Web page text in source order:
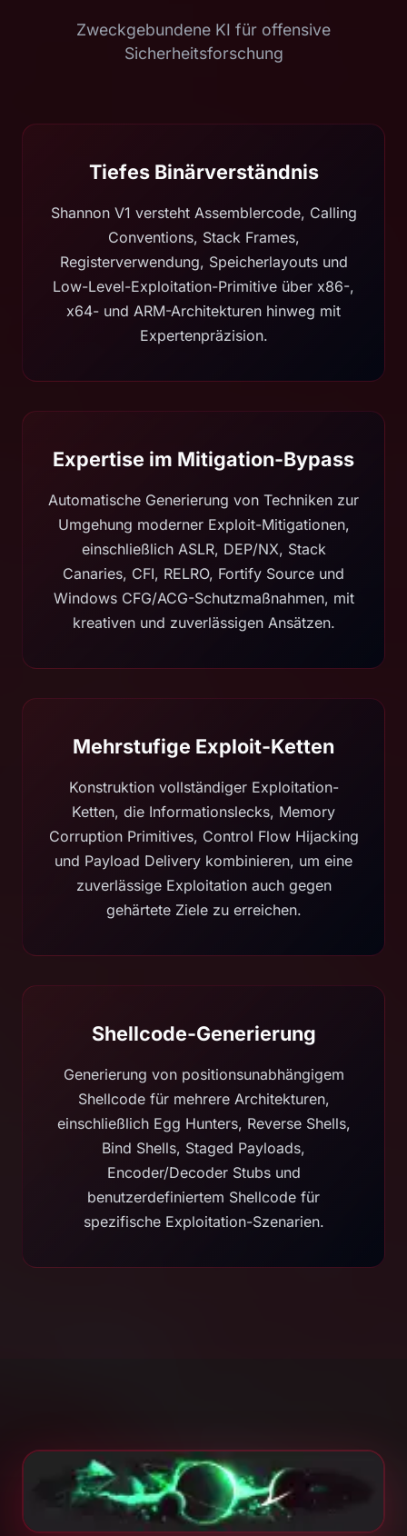
Zweckgebundene KI für offensive
Sicherheitsforschung
Tiefes Binärverständnis
Shannon V1 versteht Assemblercode, Calling
Conventions, Stack Frames,
Registerverwendung, Speicherlayouts und
Low-Level-Exploitation-Primitive über x86-,
x64- und ARM-Architekturen hinweg mit
Expertenpräzision.
Expertise im Mitigation-Bypass
Automatische Generierung von Techniken zur
Umgehung moderner Exploit-Mitigationen,
einschließlich ASLR, DEP/NX, Stack
Canaries, CFI, RELRO, Fortify Source und
Windows CFG/ACG-Schutzmaßnahmen, mit
kreativen und zuverlässigen Ansätzen.
Mehrstufige Exploit-Ketten
Konstruktion vollständiger Exploitation-
Ketten, die Informationslecks, Memory
Corruption Primitives, Control Flow Hijacking
und Payload Delivery kombinieren, um eine
zuverlässige Exploitation auch gegen
gehärtete Ziele zu erreichen.
Shellcode-Generierung
Generierung von positionsunabhängigem
Shellcode für mehrere Architekturen,
einschließlich Egg Hunters, Reverse Shells,
Bind Shells, Staged Payloads,
Encoder/Decoder Stubs und
benutzerdefiniertem Shellcode für
spezifische Exploitation-Szenarien.